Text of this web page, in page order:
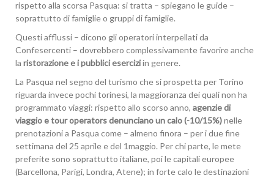
rispetto alla scorsa Pasqua: si tratta – spiegano le guide –
soprattutto di famiglie o gruppi di famiglie.
Questi afflussi – dicono gli operatori interpellati da
Confesercenti – dovrebbero complessivamente favorire anche
la ristorazione e i pubblici eserciziin genere.
La Pasqua nel segno del turismo che si prospetta per Torino
riguarda invece pochi torinesi, la maggioranza dei quali non ha
programmato viaggi: rispetto allo scorso anno, agenzie di
viaggio e tour operators denunciano un calo (-10/15%)nelle
prenotazioni a Pasqua come – almeno finora – per i due fine
settimana del 25 aprile e del 1maggio. Per chi parte, le mete
preferite sono soprattutto italiane, poi le capitali europee
(Barcellona, Parigi, Londra, Atene); in forte calo le destinazioni